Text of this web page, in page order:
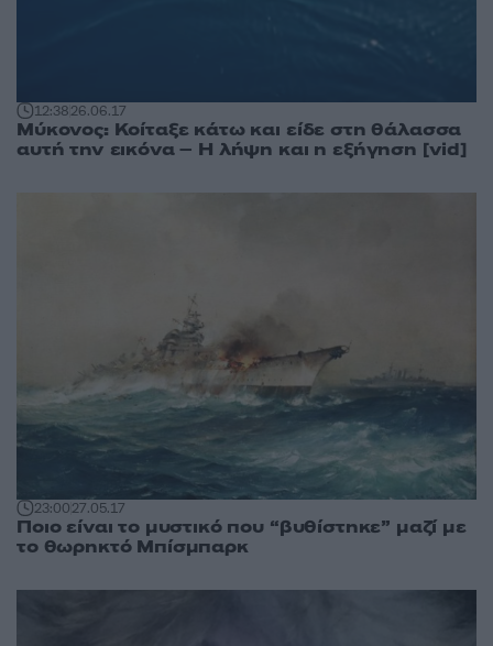
12:3826.06.17
Μύκονος: Κοίταξε κάτω και είδε στη θάλασσα
αυτή την εικόνα – Η λήψη και η εξήγηση [vid]
23:0027.05.17
Ποιο είναι το μυστικό που “βυθίστηκε” μαζί με
το θωρηκτό Μπίσμπαρκ